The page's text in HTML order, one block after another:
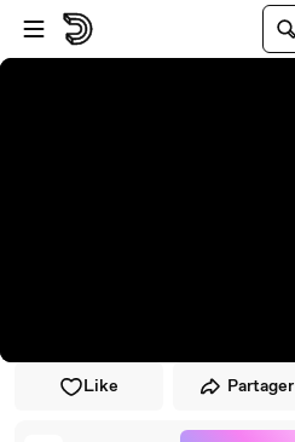
Passer au player
Passer au contenu principal
Like Partager